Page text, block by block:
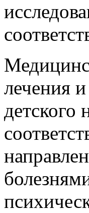
лечения
детского